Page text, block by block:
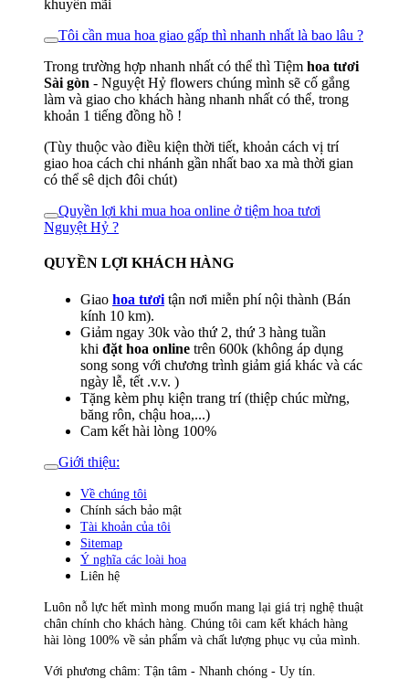
khuyến mãi
Tôi cần mua hoa giao gấp thì nhanh nhất là bao lâu ?
Trong trường hợp nhanh nhất có thể thì Tiệm hoa tươi
Sài gòn - Nguyệt Hỷ flowers chúng mình sẽ cố gắng
làm và giao cho khách hàng nhanh nhất có thể, trong
khoản 1 tiếng đồng hồ !
(Tùy thuộc vào điều kiện thời tiết, khoản cách vị trí
giao hoa cách chi nhánh gần nhất bao xa mà thời gian
có thể sê dịch đôi chút)
Quyền lợi khi mua hoa online ở tiệm hoa tươi
Nguyệt Hỷ ?
QUYỀN LỢI KHÁCH HÀNG
Giao hoa tươi tận nơi miễn phí nội thành (Bán
kính 10 km).
Giảm ngay 30k vào thứ 2, thứ 3 hàng tuần
khi đặt hoa online trên 600k (không áp dụng
song song với chương trình giảm giá khác và các
ngày lễ, tết .v.v. )
Tặng kèm phụ kiện trang trí (thiệp chúc mừng,
băng rôn, chậu hoa,...)
Cam kết hài lòng 100%
Giới thiệu:
Về chúng tôi
Chính sách bảo mật
Tài khoản của tôi
Sitemap
Ý nghĩa các loài hoa
Liên hệ
Luôn nỗ lực hết mình mong muốn mang lại giá trị nghệ thuật
chân chính cho khách hàng. Chúng tôi cam kết khách hàng
hài lòng 100% về sản phẩm và chất lượng phục vụ của mình.
Với phương châm: Tận tâm - Nhanh chóng - Uy tín.